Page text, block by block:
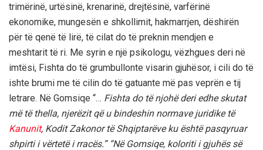
trimërinë, urtësinë, krenarinë, drejtësinë, varfërinë
ekonomike, mungesën e shkollimit, hakmarrjen, dëshirën
për të qenë të lirë, të cilat do të preknin mendjen e
meshtarit të ri. Me syrin e një psikologu, vëzhgues deri në
imtësi, Fishta do të grumbullonte visarin gjuhësor, i cili do të
ishte brumi me të cilin do të gatuante më pas veprën e tij
letrare. Në Gomsiqe “… Fishta do të njohë deri edhe skutat
më të thella, njerëzit që u bindeshin normave juridike të
Kanunit, Kodit Zakonor të Shqiptarëve ku është pasqyruar
shpirti i vërtetë i rracës.” “Në Gomsiqe, koloriti i gjuhës së